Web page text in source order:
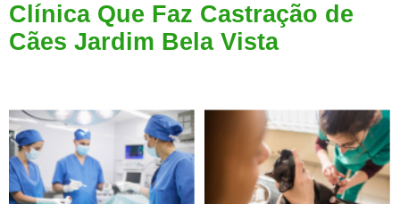
Clínica Que Faz Castração de
Cães Jardim Bela Vista